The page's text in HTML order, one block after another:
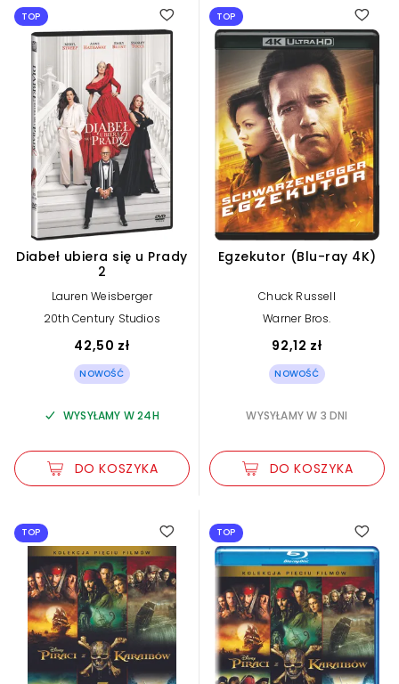
TOP 1.00
Diabeł ubiera się u Prady
2
Lauren Weisberger
20th Century Studios
42,50 zł
NOWOŚĆ
WYSYŁAMY W 24H
DO KOSZYKA
TOP
Egzekutor (Blu-ray 4K)
Chuck Russell
Warner Bros.
92,12 zł
NOWOŚĆ
WYSYŁAMY W 3 DNI
DO KOSZYKA
TOP TOP
kabaret 2
kino muzyczne
kino niezależne 1
kino polskie 18
klasyka kina 8
komedia
komedia romantyczna
kostiumowy 22
musical
obyczajowy
poradniki 1
produkcje telewizyjne 5